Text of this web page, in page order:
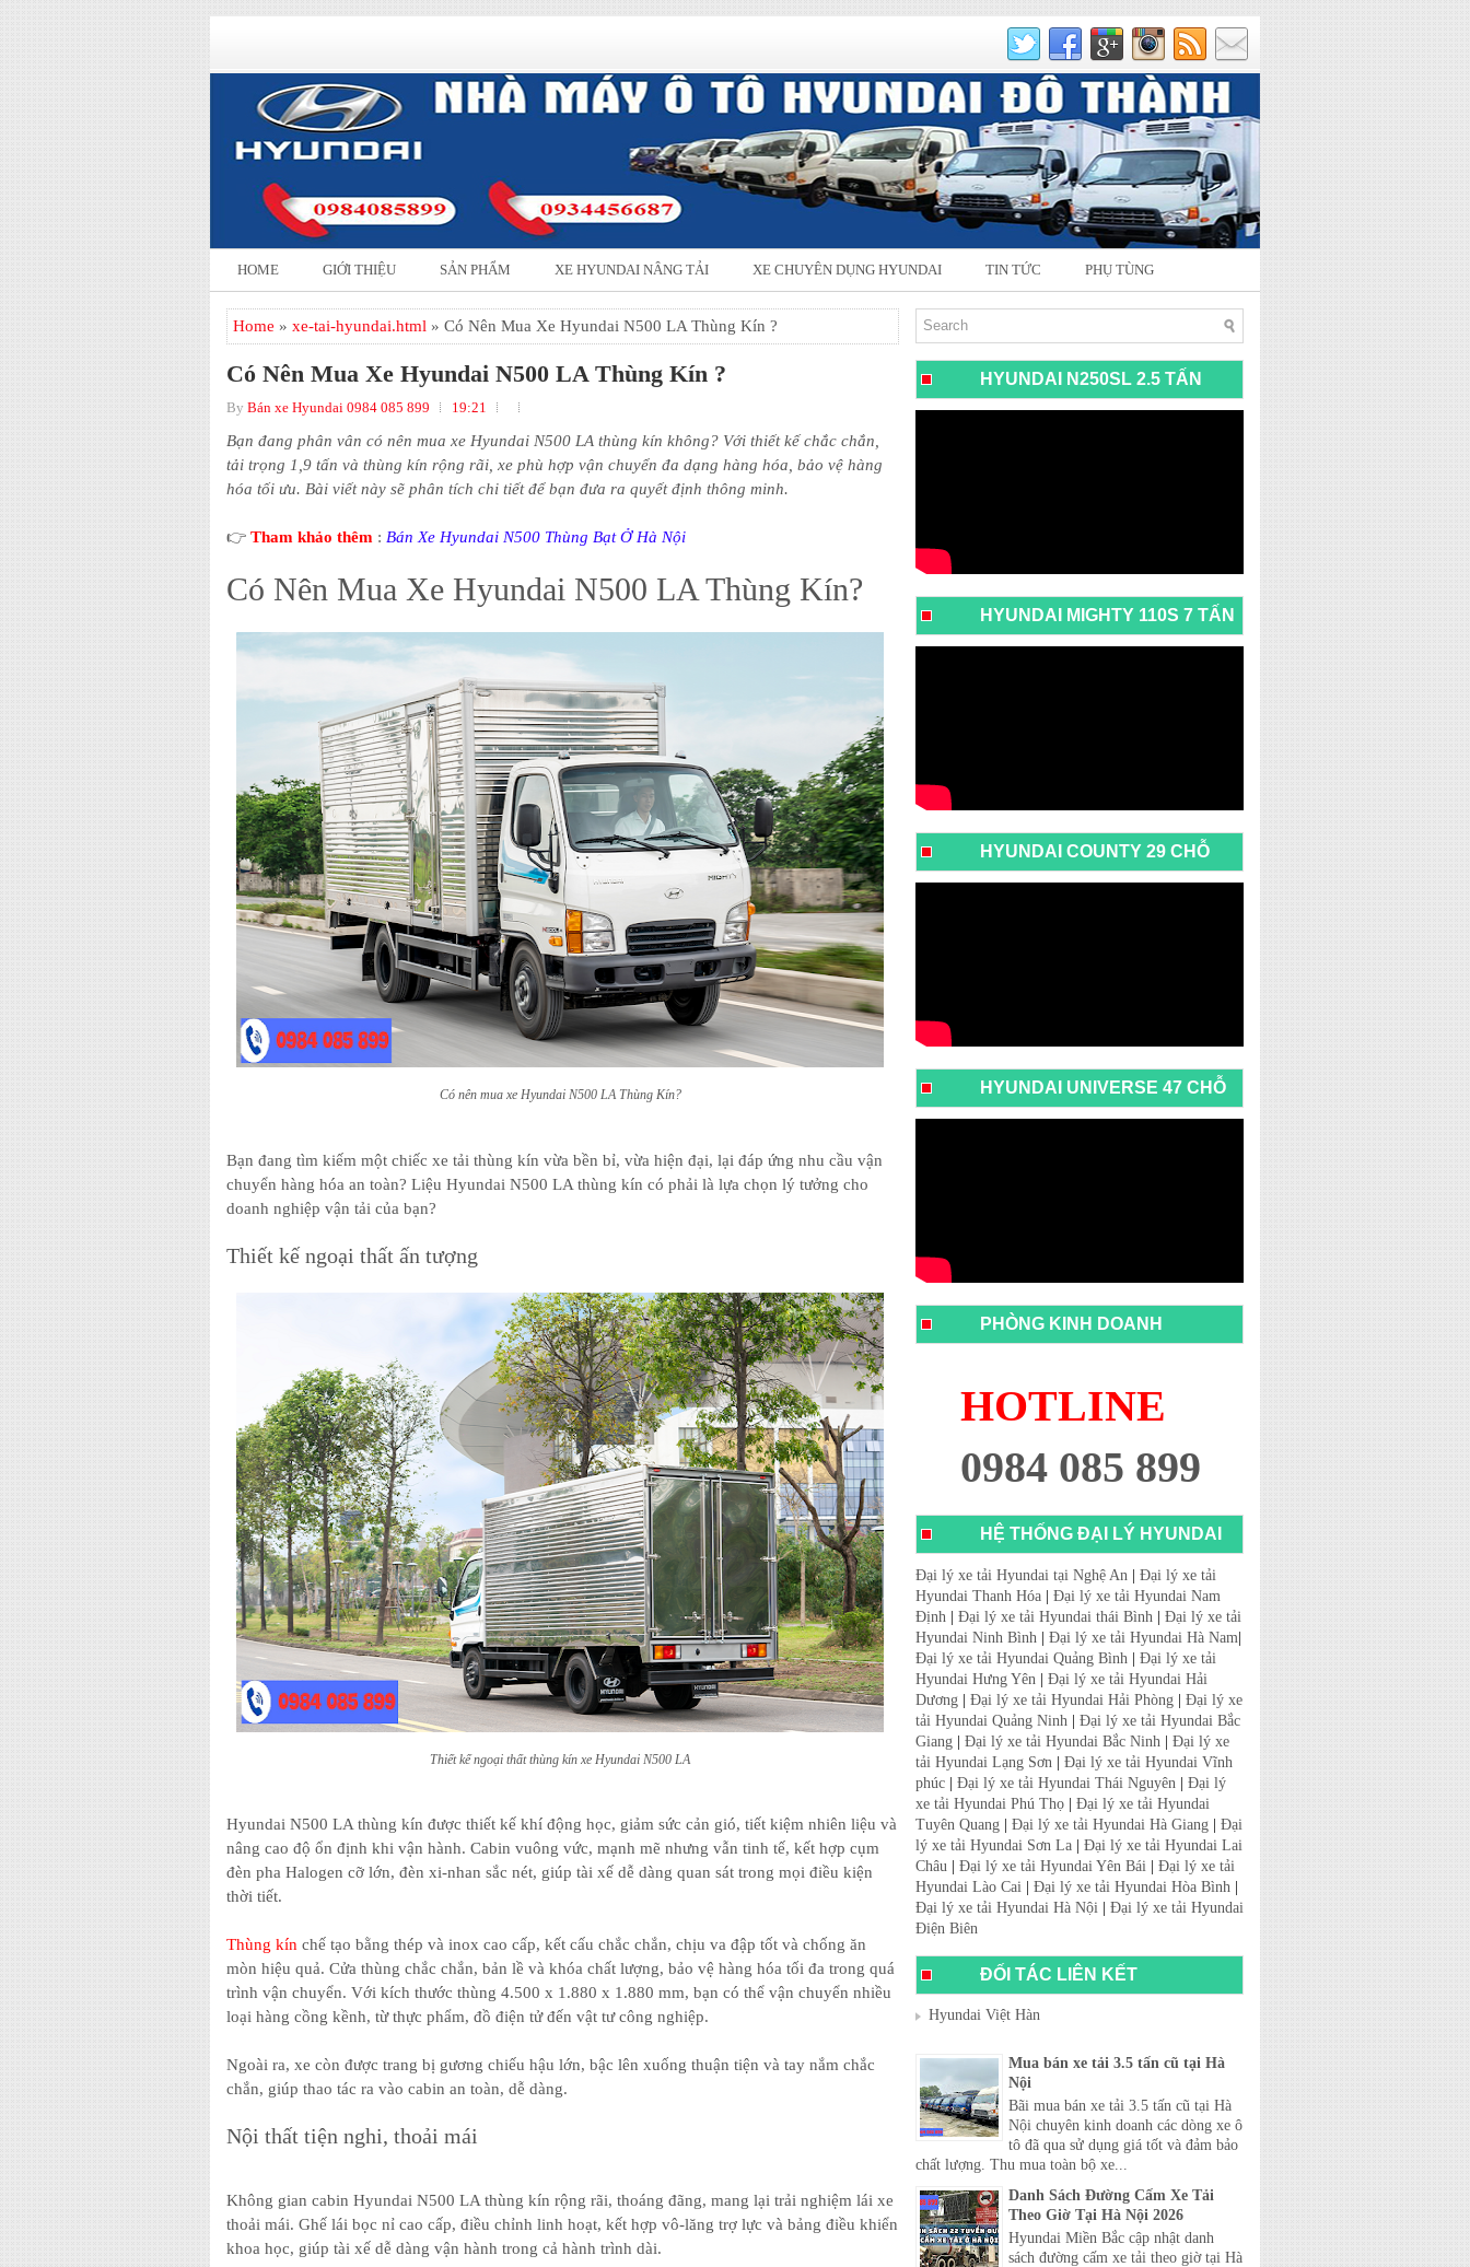
HOME GIỚI THIỆU SẢN PHẨM XE HYUNDAI NÂNG TẢI XE CHUYÊN DỤNG HYUNDAI TIN TỨC PHỤ TÙNG
Home » xe-tai-hyundai.html » Có Nên Mua Xe Hyundai N500 LA Thùng Kín ?
Có Nên Mua Xe Hyundai N500 LA Thùng Kín ?
By Bán xe Hyundai 0984 085 899 19:21
Bạn đang phân vân có nên mua xe Hyundai N500 LA thùng kín không? Với thiết kế chắc chắn,
tải trọng 1,9 tấn và thùng kín rộng rãi, xe phù hợp vận chuyển đa dạng hàng hóa, bảo vệ hàng
hóa tối ưu. Bài viết này sẽ phân tích chi tiết để bạn đưa ra quyết định thông minh.
👉 Tham khảo thêm : Bán Xe Hyundai N500 Thùng Bạt Ở Hà Nội
Có Nên Mua Xe Hyundai N500 LA Thùng Kín?
Có nên mua xe Hyundai N500 LA Thùng Kín?
Bạn đang tìm kiếm một chiếc xe tải thùng kín vừa bền bỉ, vừa hiện đại, lại đáp ứng nhu cầu vận
chuyển hàng hóa an toàn? Liệu Hyundai N500 LA thùng kín có phải là lựa chọn lý tưởng cho
doanh nghiệp vận tải của bạn?
Thiết kế ngoại thất ấn tượng
Thiết kế ngoại thất thùng kín xe Hyundai N500 LA
Hyundai N500 LA thùng kín được thiết kế khí động học, giảm sức cản gió, tiết kiệm nhiên liệu và
nâng cao độ ổn định khi vận hành. Cabin vuông vức, mạnh mẽ nhưng vẫn tinh tế, kết hợp cụm
đèn pha Halogen cỡ lớn, đèn xi-nhan sắc nét, giúp tài xế dễ dàng quan sát trong mọi điều kiện
thời tiết.
Thùng kín chế tạo bằng thép và inox cao cấp, kết cấu chắc chắn, chịu va đập tốt và chống ăn
mòn hiệu quả. Cửa thùng chắc chắn, bản lề và khóa chất lượng, bảo vệ hàng hóa tối đa trong quá
trình vận chuyển. Với kích thước thùng 4.500 x 1.880 x 1.880 mm, bạn có thể vận chuyển nhiều
loại hàng cồng kềnh, từ thực phẩm, đồ điện tử đến vật tư công nghiệp.
Ngoài ra, xe còn được trang bị gương chiếu hậu lớn, bậc lên xuống thuận tiện và tay nắm chắc
chắn, giúp thao tác ra vào cabin an toàn, dễ dàng.
Nội thất tiện nghi, thoải mái
Không gian cabin Hyundai N500 LA thùng kín rộng rãi, thoáng đãng, mang lại trải nghiệm lái xe
thoải mái. Ghế lái bọc nỉ cao cấp, điều chỉnh linh hoạt, kết hợp vô-lăng trợ lực và bảng điều khiển
khoa học, giúp tài xế dễ dàng vận hành trong cả hành trình dài.
HYUNDAI N250SL 2.5 TẤN
HYUNDAI MIGHTY 110S 7 TẤN
HYUNDAI COUNTY 29 CHỖ
HYUNDAI UNIVERSE 47 CHỖ
PHÒNG KINH DOANH
HOTLINE
0984 085 899
HỆ THỐNG ĐẠI LÝ HYUNDAI
Đại lý xe tải Hyundai tại Nghệ An
Đại lý xe tải
Hyundai Thanh Hóa
Đại lý xe tải Hyundai Nam
Định
Đại lý xe tải Hyundai thái Bình
Đại lý xe tải
Hyundai Ninh Bình
Đại lý xe tải Hyundai Hà Nam
Đại lý xe tải Hyundai Quảng Bình
Đại lý xe tải
Hyundai Hưng Yên
Đại lý xe tải Hyundai Hải
Dương
Đại lý xe tải Hyundai Hải Phòng
Đại lý xe
tải Hyundai Quảng Ninh
Đại lý xe tải Hyundai Bắc
Giang
Đại lý xe tải Hyundai Bắc Ninh
Đại lý xe
tải Hyundai Lạng Sơn
Đại lý xe tải Hyundai Vĩnh
phúc
Đại lý xe tải Hyundai Thái Nguyên
Đại lý
xe tải Hyundai Phú Thọ
Đại lý xe tải Hyundai
Tuyên Quang
Đại lý xe tải Hyundai Hà Giang
Đại
lý xe tải Hyundai Sơn La
Đại lý xe tải Hyundai Lai
Châu
Đại lý xe tải Hyundai Yên Bái
Đại lý xe tải
Hyundai Lào Cai
Đại lý xe tải Hyundai Hòa Bình
Đại lý xe tải Hyundai Hà Nội
Đại lý xe tải Hyundai
Điện Biên
ĐỐI TÁC LIÊN KẾT
Hyundai Việt Hàn
Mua bán xe tải 3.5 tấn cũ tại Hà
Nội
Bãi mua bán xe tải 3.5 tấn cũ tại Hà
Nội chuyên kinh doanh các dòng xe ô
tô đã qua sử dụng giá tốt và đảm bảo
chất lượng. Thu mua toàn bộ xe...
Danh Sách Đường Cấm Xe Tải
Theo Giờ Tại Hà Nội 2026
Hyundai Miền Bắc cập nhật danh
sách đường cấm xe tải theo giờ tại Hà